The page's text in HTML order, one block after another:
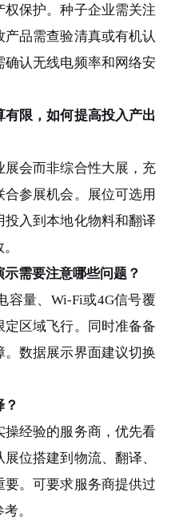
保护。种子企业需关注
品需查验清真或有机认
认无线电频率和网络安
限，如何提高投入产出
会而非综合性大展，充
参展机会。展位可选用
入到本地化物料和翻译
需要注意哪些问题？
量、Wi-Fi或4G信号覆
区域飞行。同时准备备
数据展示界面建议切换
经验的服务商，优先看
位搭建到物流、翻译、
。可要求服务商提供过
。